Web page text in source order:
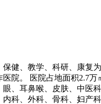
健、教学、科研、康复
院。 医院占地面积2.7
、耳鼻喉、皮肤、中医
、外科、骨科、妇产